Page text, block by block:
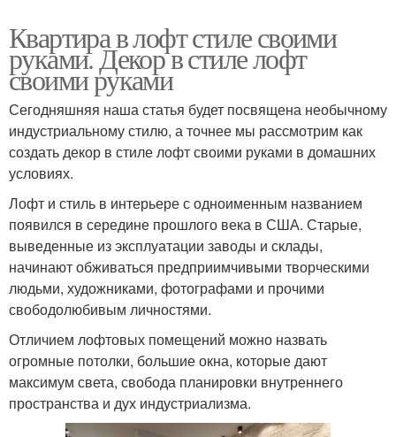
Квартира в лофт стиле своими
руками. Декор в стиле лофт
своими руками
Сегодняшняя наша статья будет посвящена необычному
индустриальному стилю, а точнее мы рассмотрим как
создать декор в стиле лофт своими руками в домашних
условиях.
Лофт и стиль в интерьере с одноименным названием
появился в середине прошлого века в США. Старые,
выведенные из эксплуатации заводы и склады,
начинают обживаться предприимчивыми творческими
людьми, художниками, фотографами и прочими
свободолюбивым личностями.
Отличием лофтовых помещений можно назвать
огромные потолки, большие окна, которые дают
максимум света, свобода планировки внутреннего
пространства и дух индустриализма.